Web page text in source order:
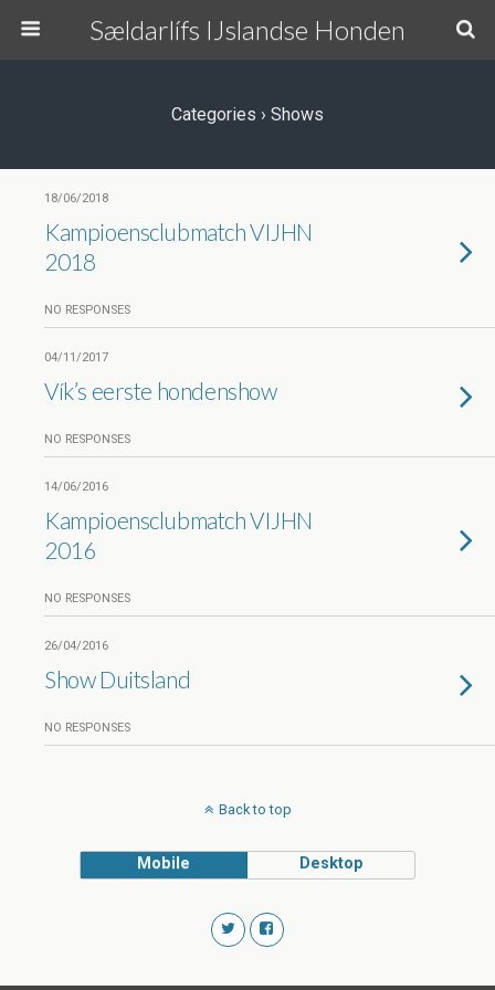
Sældarlífs IJslandse Honden
Categories › Shows
18/06/2018
Kampioensclubmatch VIJHN
2018
NO RESPONSES
04/11/2017
Vík’s eerste hondenshow
NO RESPONSES
14/06/2016
Kampioensclubmatch VIJHN
2016
NO RESPONSES
26/04/2016
Show Duitsland
NO RESPONSES
Back to top
Mobile Desktop